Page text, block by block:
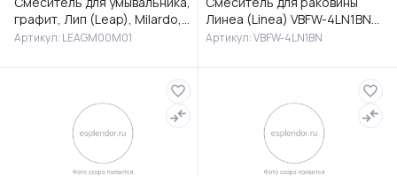
графит, Лип (Leap), Milardo,
LEAGM00M01
Артикул: LEAGM00M01
Линеа (Linea) VBFW-4LN1BN
встраиваемый,
Артикул: VBFW-4LN1BN